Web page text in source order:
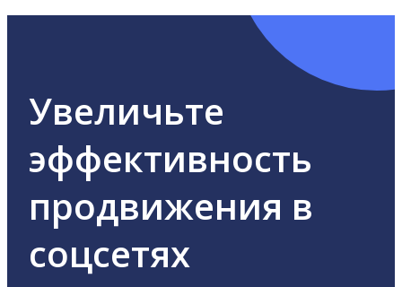
Увеличьте
эффективность
продвижения в
соцсетях